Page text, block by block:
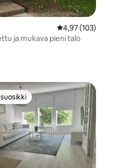
5, 41 arvostelua
Keskimääräinen arvio
4,97 (103)
ja mukava pieni talo
parhaimmistoa